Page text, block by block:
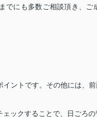
でにも多数ご相談頂き、
ントです。その他には、
ックすることで、日ごろ